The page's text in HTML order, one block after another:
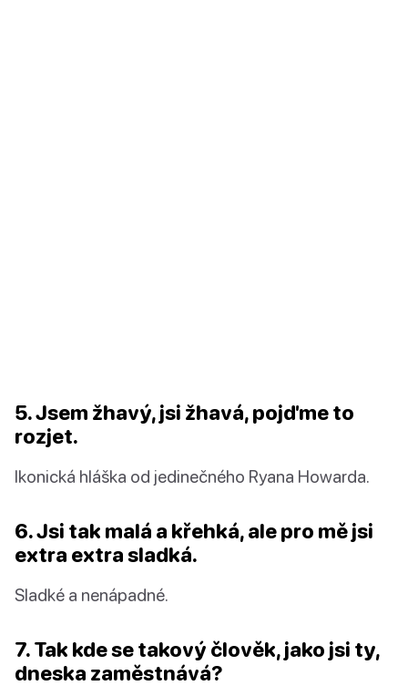
5. Jsem žhavý, jsi žhavá, pojďme to
rozjet.
Ikonická hláška od jedinečného Ryana Howarda.
6. Jsi tak malá a křehká, ale pro mě jsi
extra extra sladká.
Sladké a nenápadné.
7. Tak kde se takový člověk, jako jsi ty,
dneska zaměstnává?